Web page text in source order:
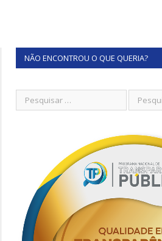
NÃO ENCONTROU O QUE QUERIA?